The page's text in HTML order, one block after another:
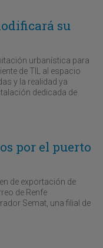
su
urbanística para
de TIL al espacio
y la realidad ya
dedicada de
por el puerto
de exportación de
de Renfe
Semat, una filial de